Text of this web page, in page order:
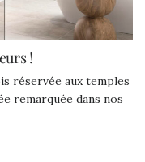
!
réservée aux temples
remarquée dans nos